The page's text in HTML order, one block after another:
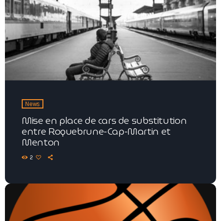
News
Mise en place de cars de substitution
entre Roquebrune-Cap-Martin et
Menton
2